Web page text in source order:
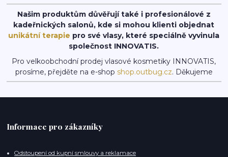
Našim produktům důvěřují také i profesionálové z
kadeřnických salonů, kde si mohou klienti objednat
unikátní terapie pro své vlasy, které speciálně vyvinula
společnost INNOVATIS.
Pro velkoobchodní prodej vlasové kosmetiky INNOVATIS,
prosíme, přejděte na e-shop shop.outbug.cz. Děkujeme
Informace pro zákazníky
Odstoupení od kupní smlouvy a reklamace